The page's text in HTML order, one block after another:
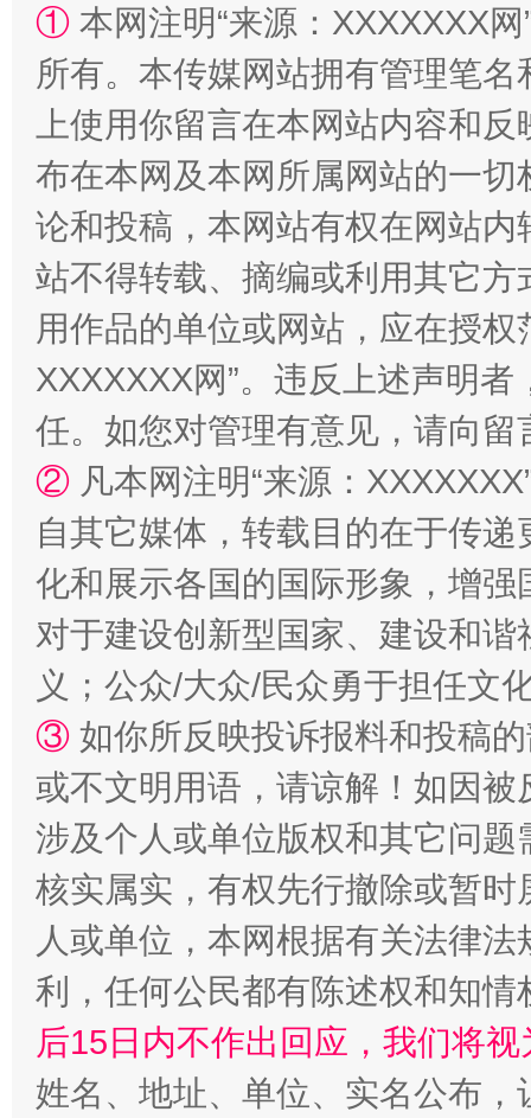
漫山遍野的桃花与雪山、麦地、白藏房
招工难、用工荒背后
网上购药对药下症？
① 本网注明“来源：XXXXXXX
所有。本传媒网站拥有管理笔
上使用你留言在本网站内容和
布在本网及本网所属网站的一
论和投稿，本网站有权在网站
站不得转载、摘编或利用其它
用作品的单位或网站，应在授
XXXXXXX网”。违反上述声明
任。如您对管理有意见，请向
② 凡本网注明“来源：
自其它媒体，转载目的在于传
化和展示各国的国际形象，增
对于建设创新型国家、建设和
义；公众/大众/民众勇于担任文
③ 如你所反映投诉报料和投稿
或不文明用语，请谅解！如因
涉及个人或单位版权和其它问题
核实属实，有权先行撤除或暂
人或单位，本网根据有关法律
利，任何公民都有陈述权和知情
后15日内不作出回应，我们将
姓名、地址、单位、实名公布